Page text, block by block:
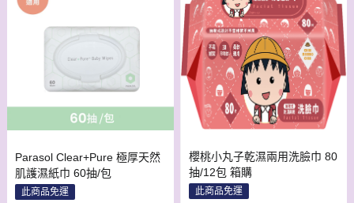
Parasol Clear+Pure 極厚天然
肌護濕紙巾 60抽/包
此商品免運
櫻桃小丸子乾濕兩用洗臉巾 80
抽/12包 箱購
此商品免運